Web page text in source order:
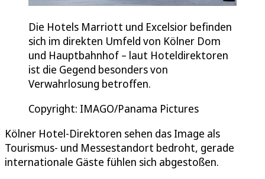
Die Hotels Marriott und Excelsior befinden
sich im direkten Umfeld von Kölner Dom
und Hauptbahnhof – laut Hoteldirektoren
ist die Gegend besonders von
Verwahrlosung betroffen.
Copyright: IMAGO/Panama Pictures
Kölner Hotel-Direktoren sehen das Image als
Tourismus- und Messestandort bedroht, gerade
internationale Gäste fühlen sich abgestoßen.